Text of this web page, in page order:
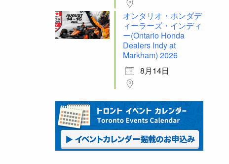
オンタリオ・ホンダデ
ィーラーズ・インディ
ー(Ontario Honda
Dealers Indy at
Markham) 2026
8月14日